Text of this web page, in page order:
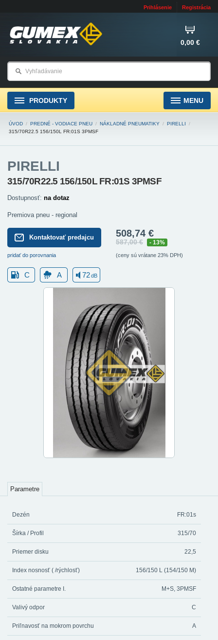
Prihlásenie Registrácia
0,00 €
PRODUKTY MENU
ÚVOD / PREDNÉ - VODIACE PNEU / NÁKLADNÉ PNEUMATIKY / PIRELLI
/
315/70R22.5 156/150L FR:01S 3PMSF
PIRELLI
315/70R22.5 156/150L FR:01S 3PMSF
Dostupnosť: na dotaz
Premiova pneu - regional
Kontaktovať predajcu
pridať do porovnania
508,74 €
587,00 € - 13%
(ceny sú vrátane 23% DPH)
C A 72dB
Parametre
Dezén FR:01s
Šírka / Profil 315/70
Priemer disku 22,5
Index nosnosť ( /rýchlosť) 156/150 L (154/150 M)
Ostatné parametre I. M+S, 3PMSF
Valivý odpor C
Priľnavosť na mokrom povrchu A